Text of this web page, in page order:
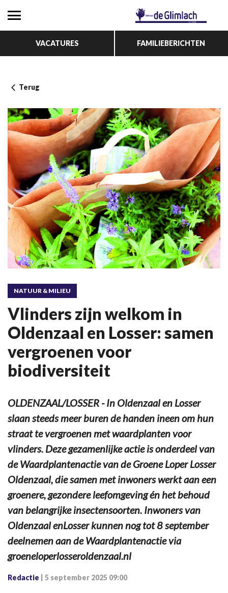
VACATURES FAMILIEBERICHTEN
Terug
NATUUR & MILIEU
Vlinders zijn welkom in
Oldenzaal en Losser: samen
vergroenen voor
biodiversiteit
OLDENZAAL/LOSSER - In Oldenzaal en Losser
slaan steeds meer buren de handen ineen om hun
straat te vergroenen met waardplanten voor
vlinders. Deze gezamenlijke actie is onderdeel van
de Waardplantenactie van de Groene Loper Losser
Oldenzaal, die samen met inwoners werkt aan een
groenere, gezondere leefomgeving én het behoud
van belangrijke insectensoorten. Inwoners van
Oldenzaal enLosser kunnen nog tot 8 september
deelnemen aan de Waardplantenactie via
groeneloperlosseroldenzaal.nl
Redactie 5 september 2025 09:00